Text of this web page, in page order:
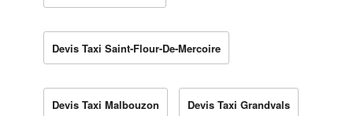
Devis Taxi Saint-Flour-De-Mercoire
Devis Taxi Malbouzon Devis Taxi Grandvals